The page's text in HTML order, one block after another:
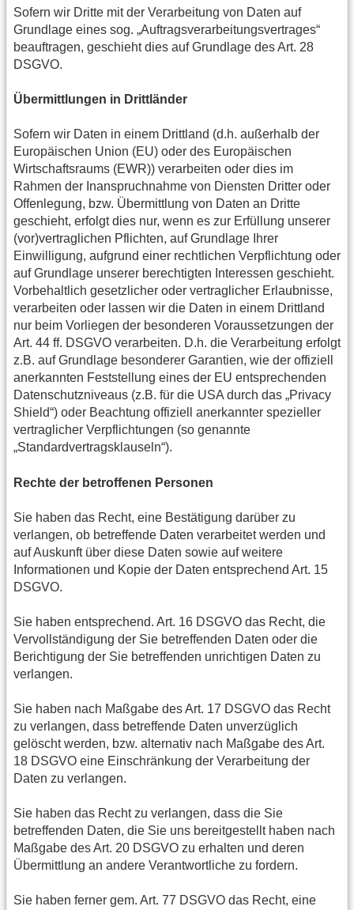
Sofern wir Dritte mit der Verarbeitung von Daten auf
Grundlage eines sog. „Auftragsverarbeitungsvertrages“
beauftragen, geschieht dies auf Grundlage des Art. 28
DSGVO.
Übermittlungen in Drittländer
Sofern wir Daten in einem Drittland (d.h. außerhalb der
Europäischen Union (EU) oder des Europäischen
Wirtschaftsraums (EWR)) verarbeiten oder dies im
Rahmen der Inanspruchnahme von Diensten Dritter oder
Offenlegung, bzw. Übermittlung von Daten an Dritte
geschieht, erfolgt dies nur, wenn es zur Erfüllung unserer
(vor)vertraglichen Pflichten, auf Grundlage Ihrer
Einwilligung, aufgrund einer rechtlichen Verpflichtung oder
auf Grundlage unserer berechtigten Interessen geschieht.
Vorbehaltlich gesetzlicher oder vertraglicher Erlaubnisse,
verarbeiten oder lassen wir die Daten in einem Drittland
nur beim Vorliegen der besonderen Voraussetzungen der
Art. 44 ff. DSGVO verarbeiten. D.h. die Verarbeitung erfolgt
z.B. auf Grundlage besonderer Garantien, wie der offiziell
anerkannten Feststellung eines der EU entsprechenden
Datenschutzniveaus (z.B. für die USA durch das „Privacy
Shield“) oder Beachtung offiziell anerkannter spezieller
vertraglicher Verpflichtungen (so genannte
„Standardvertragsklauseln“).
Rechte der betroffenen Personen
Sie haben das Recht, eine Bestätigung darüber zu
verlangen, ob betreffende Daten verarbeitet werden und
auf Auskunft über diese Daten sowie auf weitere
Informationen und Kopie der Daten entsprechend Art. 15
DSGVO.
Sie haben entsprechend. Art. 16 DSGVO das Recht, die
Vervollständigung der Sie betreffenden Daten oder die
Berichtigung der Sie betreffenden unrichtigen Daten zu
verlangen.
Sie haben nach Maßgabe des Art. 17 DSGVO das Recht
zu verlangen, dass betreffende Daten unverzüglich
gelöscht werden, bzw. alternativ nach Maßgabe des Art.
18 DSGVO eine Einschränkung der Verarbeitung der
Daten zu verlangen.
Sie haben das Recht zu verlangen, dass die Sie
betreffenden Daten, die Sie uns bereitgestellt haben nach
Maßgabe des Art. 20 DSGVO zu erhalten und deren
Übermittlung an andere Verantwortliche zu fordern.
Sie haben ferner gem. Art. 77 DSGVO das Recht, eine